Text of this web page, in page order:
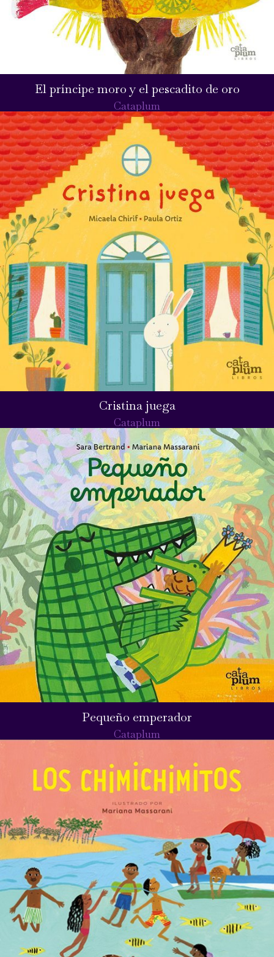
El príncipe moro y el pescadito de oro
Cataplum
Cristina juega
Cataplum
Pequeño emperador
Cataplum